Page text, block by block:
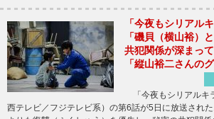
「今夜もシリアル
「磯貝（横山裕）
共犯関係が深まっ
「縦山裕二さんの
「今夜もシリアルキ
西テレビ／フジテレビ系）の第6話が5日に放送され